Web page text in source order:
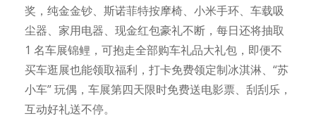
奖，纯金金钞、斯诺菲特按摩椅、小米手环、车载吸
尘器、家用电器、现金红包豪礼不断，每日还将抽取
1 名车展锦鲤，可抱走全部购车礼品大礼包，即便不
买车逛展也能领取福利，打卡免费领定制冰淇淋、“苏
小车” 玩偶，车展第四天限时免费送电影票、刮刮乐，
互动好礼送不停。